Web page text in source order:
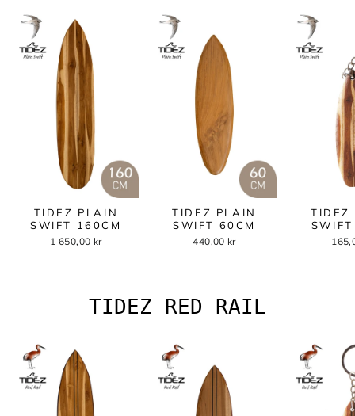
TIDEZ PLAIN
SWIFT 160CM
1 650,00 kr
TIDEZ PLAIN
SWIFT 60CM
440,00 kr
TIDEZ
TIDEZ RED RAIL